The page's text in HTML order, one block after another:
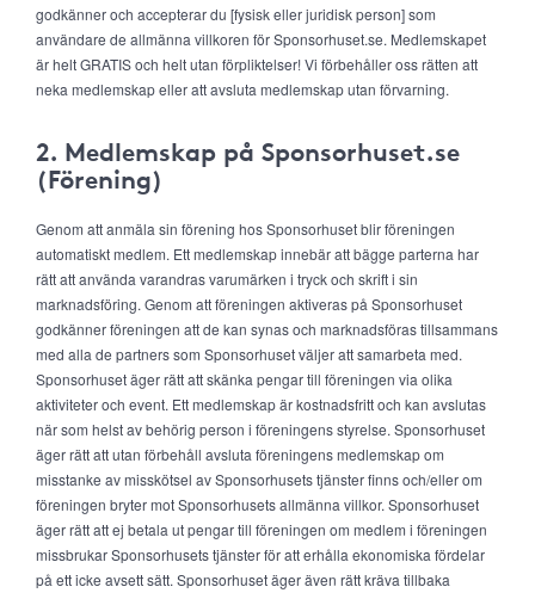
godkänner och accepterar du [fysisk eller juridisk person] som
användare de allmänna villkoren för Sponsorhuset.se. Medlemskapet
är helt GRATIS och helt utan förpliktelser! Vi förbehåller oss rätten att
neka medlemskap eller att avsluta medlemskap utan förvarning.
2. Medlemskap på Sponsorhuset.se
(Förening)
Genom att anmäla sin förening hos Sponsorhuset blir föreningen
automatiskt medlem. Ett medlemskap innebär att bägge parterna har
rätt att använda varandras varumärken i tryck och skrift i sin
marknadsföring. Genom att föreningen aktiveras på Sponsorhuset
godkänner föreningen att de kan synas och marknadsföras tillsammans
med alla de partners som Sponsorhuset väljer att samarbeta med.
Sponsorhuset äger rätt att skänka pengar till föreningen via olika
aktiviteter och event. Ett medlemskap är kostnadsfritt och kan avslutas
när som helst av behörig person i föreningens styrelse. Sponsorhuset
äger rätt att utan förbehåll avsluta föreningens medlemskap om
misstanke av misskötsel av Sponsorhusets tjänster finns och/eller om
föreningen bryter mot Sponsorhusets allmänna villkor. Sponsorhuset
äger rätt att ej betala ut pengar till föreningen om medlem i föreningen
missbrukar Sponsorhusets tjänster för att erhålla ekonomiska fördelar
på ett icke avsett sätt. Sponsorhuset äger även rätt kräva tillbaka